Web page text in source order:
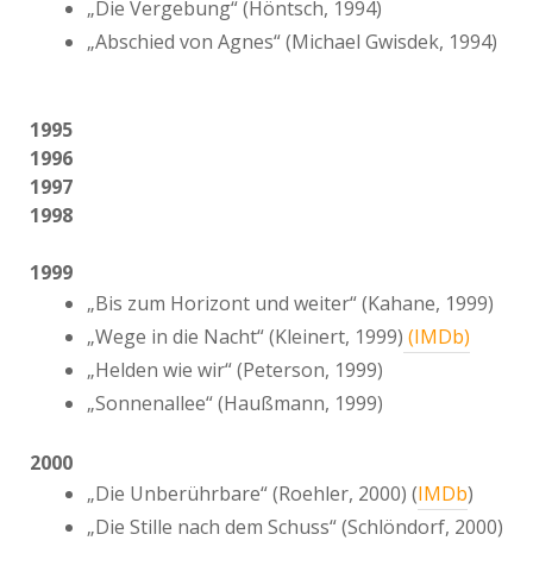
„Die Vergebung“ (Höntsch, 1994)
„Abschied von Agnes“ (Michael Gwisdek, 1994)
1995
1996
1997
1998
1999
„Bis zum Horizont und weiter“ (Kahane, 1999)
„Wege in die Nacht“ (Kleinert, 1999) (IMDb)
„Helden wie wir“ (Peterson, 1999)
„Sonnenallee“ (Haußmann, 1999)
2000
„Die Unberührbare“ (Roehler, 2000) (IMDb)
„Die Stille nach dem Schuss“ (Schlöndorf, 2000)